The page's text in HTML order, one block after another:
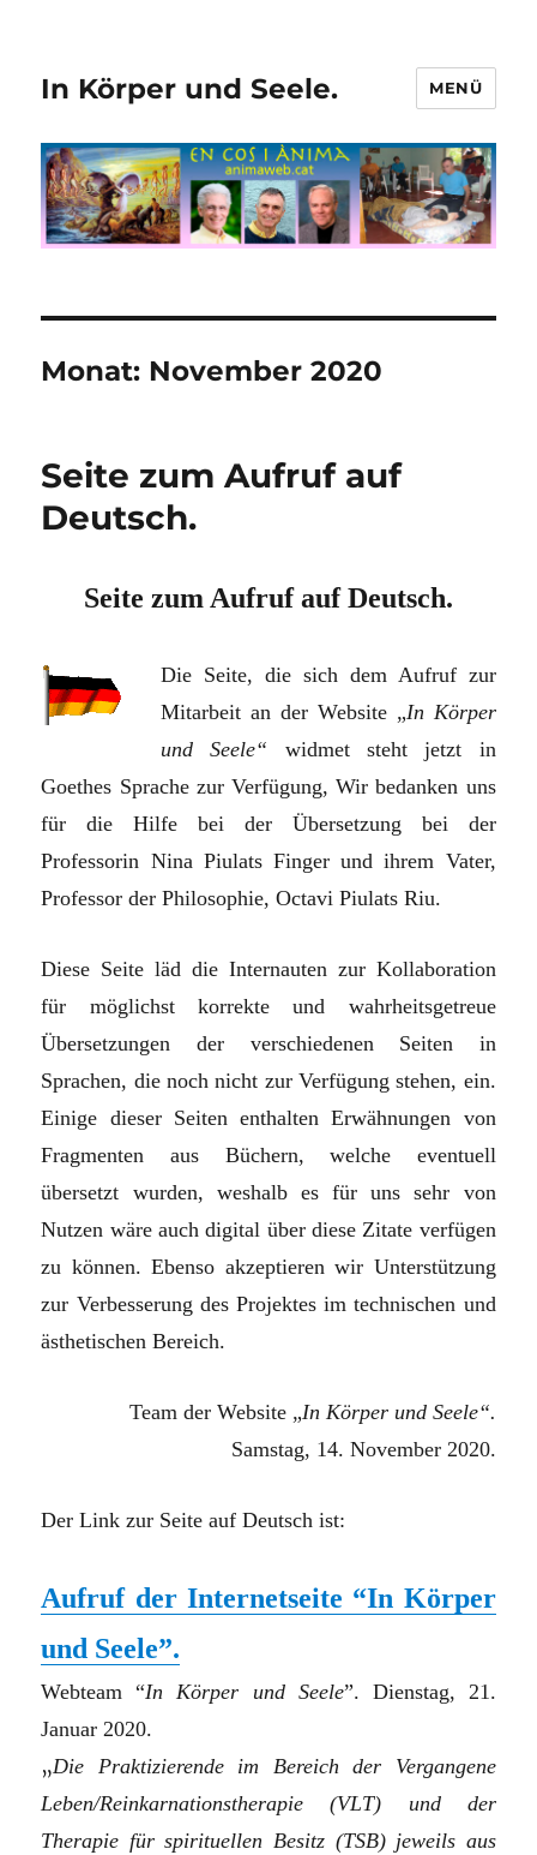
In Körper und Seele. MENÜ
Monat: November 2020
Seite zum Aufruf auf
Deutsch.
Seite zum Aufruf auf Deutsch.
Die Seite, die sich dem Aufruf zur
Mitarbeit an der Website „In Körper
und Seele“ widmet steht jetzt in
Goethes Sprache zur Verfügung, Wir bedanken uns
für die Hilfe bei der Übersetzung bei der
Professorin Nina Piulats Finger und ihrem Vater,
Professor der Philosophie, Octavi Piulats Riu.
Diese Seite läd die Internauten zur Kollaboration
für möglichst korrekte und wahrheitsgetreue
Übersetzungen der verschiedenen Seiten in
Sprachen, die noch nicht zur Verfügung stehen, ein.
Einige dieser Seiten enthalten Erwähnungen von
Fragmenten aus Büchern, welche eventuell
übersetzt wurden, weshalb es für uns sehr von
Nutzen wäre auch digital über diese Zitate verfügen
zu können. Ebenso akzeptieren wir Unterstützung
zur Verbesserung des Projektes im technischen und
ästhetischen Bereich.
Team der Website „In Körper und Seele“.
Samstag, 14. November 2020.
Der Link zur Seite auf Deutsch ist:
Aufruf der Internetseite “In Körper
und Seele”.
Webteam “In Körper und Seele”. Dienstag, 21.
Januar 2020.
„Die Praktizierende im Bereich der Vergangene
Leben/Reinkarnationstherapie (VLT) und der
Therapie für spirituellen Besitz (TSB) jeweils aus